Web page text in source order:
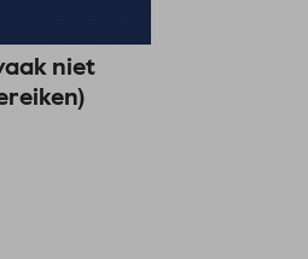
niet